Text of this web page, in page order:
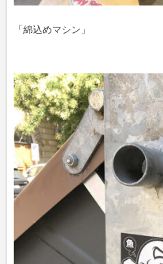
「綿込めマシン」